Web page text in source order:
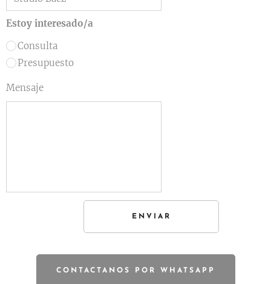
Estoy interesado/a
Consulta
Presupuesto
Mensaje
ENVIAR
CONTACTANOS POR WHATSAPP